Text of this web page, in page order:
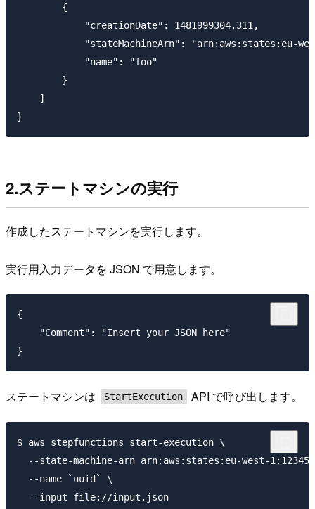
        {
            "creationDate": 1481999304.311,
"stateMachineArn": "arn:aws:states:eu-
            "name": "foo"
        }
    ]
2.ステートマシンの実行
作成したステートマシンを実行します。
実行用入力データを JSON で用意します。
{
    "Comment": "Insert your JSON here"
ステートマシンは StartExecution API で呼び出します。
$ aws stepfunctions start-execution \
--state-machine-arn arn:aws:states:eu-west-
  --name `uuid` \
  --input file://input.json